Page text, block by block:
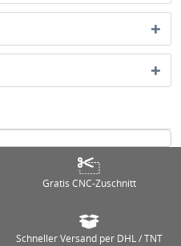
Gratis CNC-Zuschnitt
Schneller Versand per DHL / TNT